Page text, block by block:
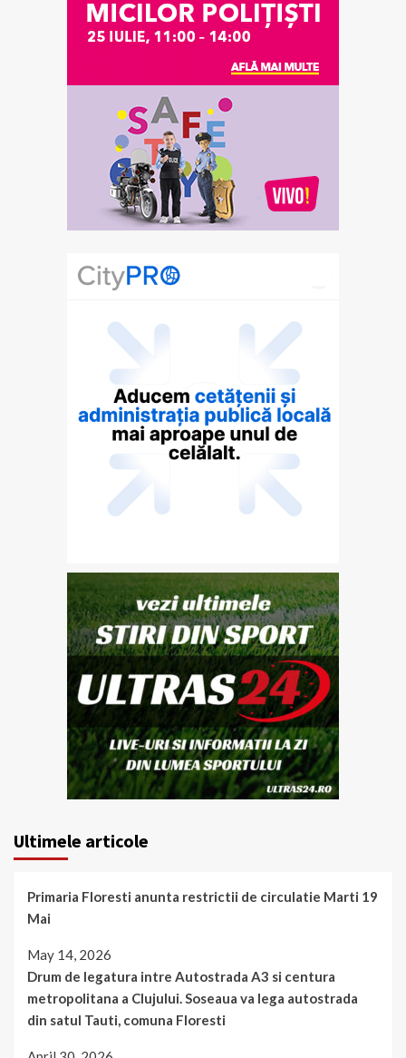
Ultimele articole
Primaria Floresti anunta restrictii de circulatie Marti 19
Mai
May 14, 2026
Drum de legatura intre Autostrada A3 si centura
metropolitana a Clujului. Soseaua va lega autostrada
din satul Tauti, comuna Floresti